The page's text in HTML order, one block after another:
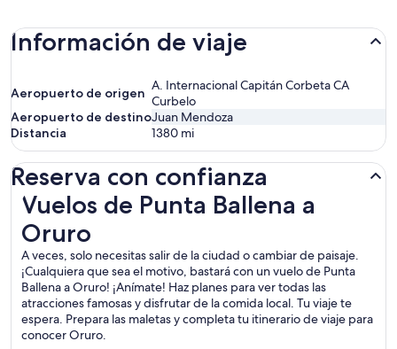
Información de viaje
Aeropuerto de origen A. Internacional Capitán Corbeta CA
Curbelo
Aeropuerto de destinoJuan Mendoza
Distancia
1380 mi
Reserva con confianza
Vuelos de Punta Ballena a
Oruro
A veces, solo necesitas salir de la ciudad o cambiar de paisaje.
¡Cualquiera que sea el motivo, bastará con un vuelo de Punta
Ballena a Oruro! ¡Anímate! Haz planes para ver todas las
atracciones famosas y disfrutar de la comida local. Tu viaje te
espera. Prepara las maletas y completa tu itinerario de viaje para
conocer Oruro.
Vuelos de Punta Ballena a Oruro